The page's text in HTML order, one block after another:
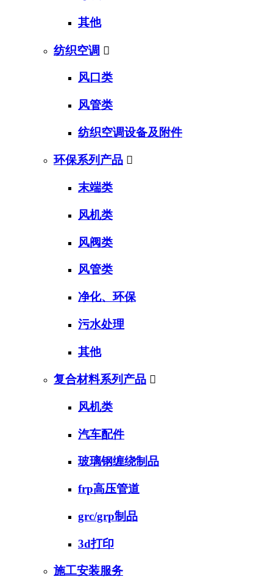
其他
纺织空调 
风口类
风管类
纺织空调设备及附件
环保系列产品 
末端类
风机类
风阀类
风管类
净化、环保
污水处理
其他
复合材料系列产品 
风机类
汽车配件
玻璃钢缠绕制品
frp高压管道
grc/grp制品
3d打印
施工安装服务